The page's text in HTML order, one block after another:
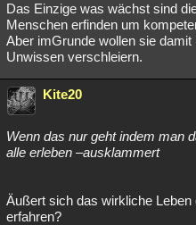
Das Einzige was wächst sind
Menschen erfinden um
Aber imGrunde wollen sie
Unwissen verschleiern.
Kite20
Wenn das nur geht indem man
alle erleben –ausklammert
Äußert sich das wirkliche Leben
erfahren?